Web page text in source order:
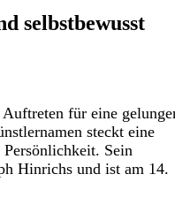
selbstbewusst
für eine
steckt eine
Persönlichkeit. Sein
Hinrichs und ist am 14.